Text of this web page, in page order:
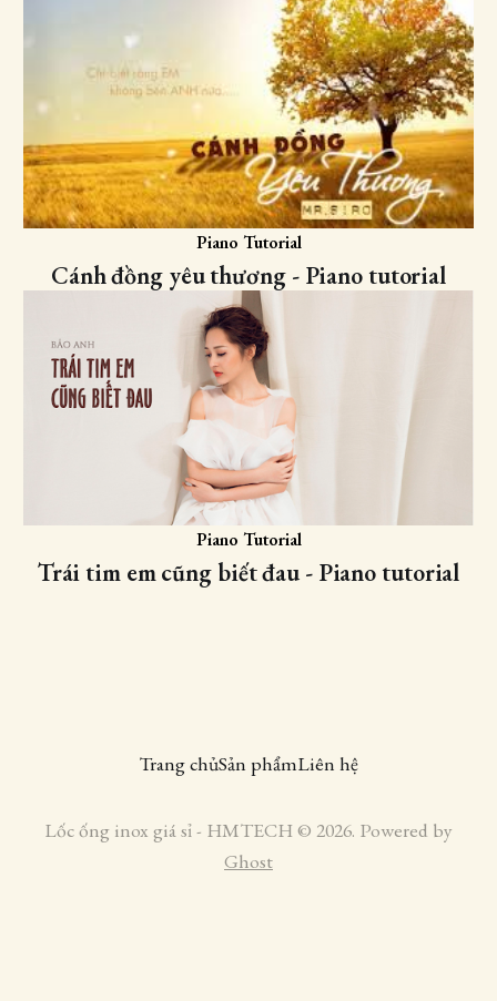
Piano Tutorial
Cánh đồng yêu thương - Piano tutorial
Piano Tutorial
Trái tim em cũng biết đau - Piano tutorial
Trang chủSản phẩmLiên hệ
Lốc ống inox giá sỉ - HMTECH © 2026. Powered by
Ghost